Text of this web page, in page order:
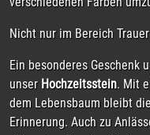
Oberhamer Str. 25
82054 Sauerlach
Telefon:01520/1398462
USt.-Id.-Nr.:DE310636851